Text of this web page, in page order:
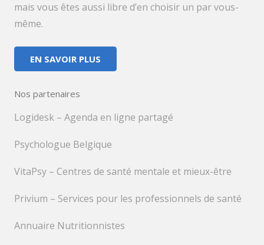
mais vous êtes aussi libre d’en choisir un par vous-
même.
EN SAVOIR PLUS
Nos partenaires
Logidesk – Agenda en ligne partagé
Psychologue Belgique
VitaPsy – Centres de santé mentale et mieux-être
Privium – Services pour les professionnels de santé
Annuaire Nutritionnistes